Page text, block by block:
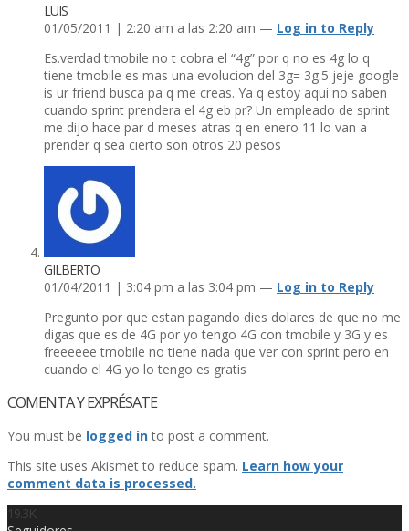
LUIS
01/05/2011 | 2:20 am a las 2:20 am — Log in to Reply
Es.verdad tmobile no t cobra el “4g” por q no es 4g lo q
tiene tmobile es mas una evolucion del 3g= 3g.5 jeje google
is ur friend busca pa q me creas. Ya q estoy aqui no saben
cuando sprint prendera el 4g eb pr? Un empleado de sprint
me dijo hace par d meses atras q en enero 11 lo van a
prender q sea cierto son otros 20 pesos
GILBERTO
01/04/2011 | 3:04 pm a las 3:04 pm — Log in to Reply
Pregunto por que estan pagando dies dolares de que no me
digas que es de 4G por yo tengo 4G con tmobile y 3G y es
freeeeee tmobile no tiene nada que ver con sprint pero en
cuando el 4G yo lo tengo es gratis
COMENTA Y EXPRÉSATE
You must be logged into post a comment.
This site uses Akismet to reduce spam. Learn how your
comment data is processed.
19.3K